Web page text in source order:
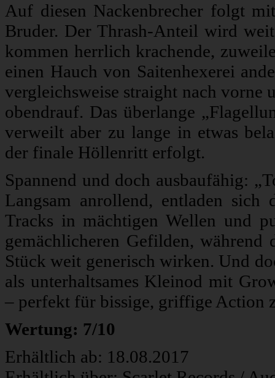
Auf diesen Nackenbrecher folgt
Bruder. Der Thrash-Anteil wird
kommen herrlich krachende,
einen Hauch von Saitenhexerei
vergleichsweise straight nach vorne
obendrauf. Das überlange
verweilt aber zu lange in etwas
der finale Höllenritt erfolgt.
Spannend und doch ausbaufähig:
Langsam anrollend, entladen
Tracks in mächtigen Wellen und
gemächlicheren Gefilden, während
Stück weit generisch wirken. Und
als unterhaltsames Kleinod mit
– perfekt für bissige, griffige Action
Wertung: 7/10
Erhältlich ab: 18.08.2017